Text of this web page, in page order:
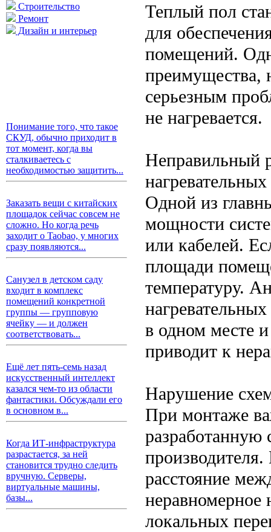
Строительство
Ремонт
Дизайн и интерьер
Понимание того, что такое
СКУД, обычно приходит в
тот момент, когда вы
сталкиваетесь с
необходимостью защитить...
Заказать вещи с китайских
площадок сейчас совсем не
сложно. Но когда речь
заходит о Taobao, у многих
сразу появляются...
Санузел в детском саду
входит в комплекс
помещений конкретной
группы — групповую
ячейку — и должен
соответствовать...
Ещё лет пять-семь назад
искусственный интеллект
казался чем-то из области
фантастики. Обсуждали его
в основном в...
Когда ИТ-инфраструктура
разрастается, за ней
становится трудно следить
вручную. Серверы,
виртуальные машины,
базы...
Теплый пол
для
помещений.
преимущества,
серьезным
не нагревается.
Неправильный
Одной из
мощности
или кабелей.
площади
температуру.
в одном месте
приводит к
Нарушение
При монтаже
разработанную
расстояние
неравномерное
локальных